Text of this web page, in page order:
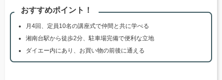
おすすめポイント！
月4回、定員10名の講座式で仲間と共に学べる
湘南台駅から徒歩2分、駐車場完備で便利な立地
ダイエー内にあり、お買い物の前後に通える